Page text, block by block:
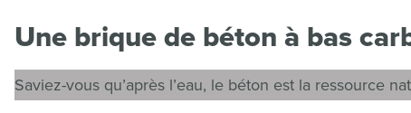
Une brique de béton à bas
Saviez-vous qu’après l’eau, le béton est la ressource